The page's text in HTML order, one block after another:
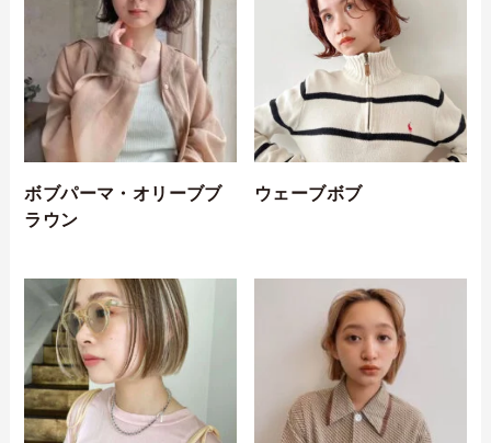
ボブパーマ・オリーブブ
ラウン
ウェーブボブ